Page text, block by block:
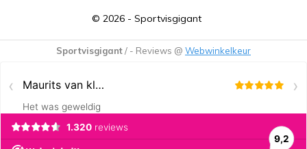
© 2026 - Sportvisgigant
Sportvisgigant/ - Reviews @ Webwinkelkeur